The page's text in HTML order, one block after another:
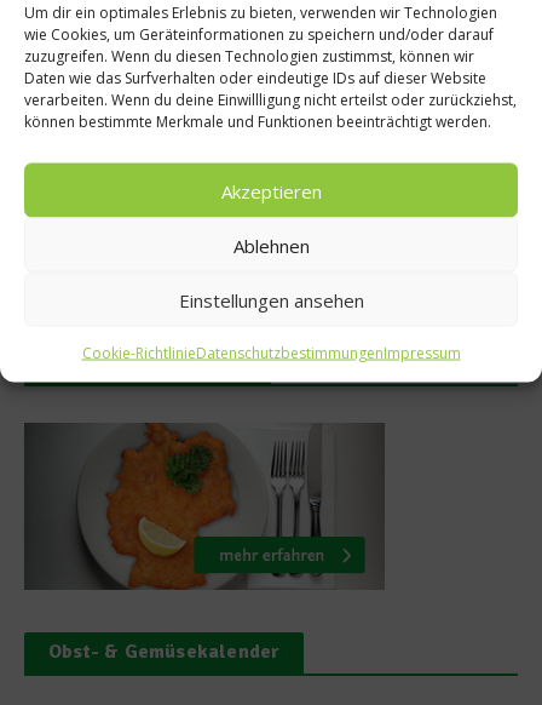
Um dir ein optimales Erlebnis zu bieten, verwenden wir Technologien
wie Cookies, um Geräteinformationen zu speichern und/oder darauf
zuzugreifen. Wenn du diesen Technologien zustimmst, können wir
Daten wie das Surfverhalten oder eindeutige IDs auf dieser Website
verarbeiten. Wenn du deine Einwillligung nicht erteilst oder zurückziehst,
können bestimmte Merkmale und Funktionen beeinträchtigt werden.
Akzeptieren
Ablehnen
Einstellungen ansehen
Cookie-RichtlinieDatenschutzbestimmungenImpressum
Finalist
im
News
Was isst Deutschland
Obst- & Gemüsekalender